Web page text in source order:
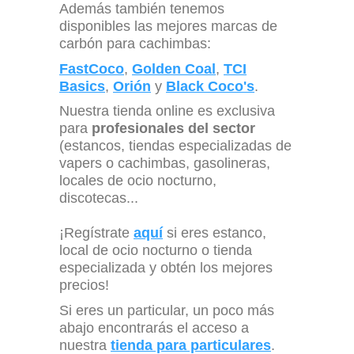
Además también tenemos
disponibles las mejores marcas de
carbón para cachimbas:
FastCoco, Golden Coal, TCI
Basics, Orión y Black Coco's.
Nuestra tienda online es exclusiva
para profesionales del sector
(estancos, tiendas especializadas de
vapers o cachimbas, gasolineras,
locales de ocio nocturno,
discotecas...
¡Regístrate aquí si eres estanco,
local de ocio nocturno o tienda
especializada y obtén los mejores
precios!
Si eres un particular, un poco más
abajo encontrarás el acceso a
nuestra tienda para particulares.